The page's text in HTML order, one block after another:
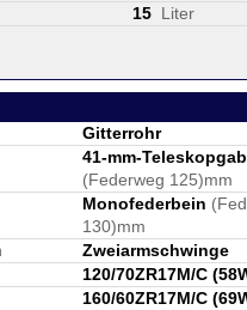
15 Liter
Gitterrohr
41-mm-
(Federweg 125)mm
Monofederbein
130)mm
Zweiarmschwinge
120/70ZR17M/C
160/60ZR17M/C